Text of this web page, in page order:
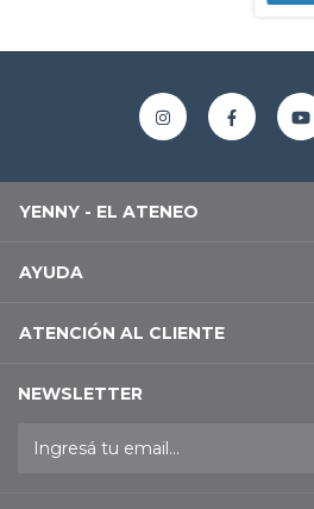
YENNY - EL ATENEO
AYUDA
ATENCIÓN AL CLIENTE
NEWSLETTER